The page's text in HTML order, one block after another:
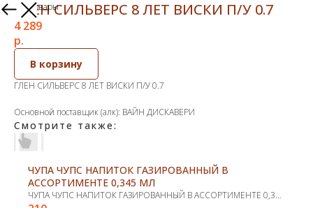
Другие товары
ГЛЕН СИЛЬВЕРС 8 ЛЕТ ВИСКИ П/У 0.7
4 289
р.
В корзину
ГЛЕН СИЛЬВЕРС 8 ЛЕТ ВИСКИ П/У 0.7
Основной поставщик (алк): ВАЙН ДИСКАВЕРИ
Смотрите также:
ЧУПА ЧУПС НАПИТОК ГАЗИРОВАННЫЙ В
АССОРТИМЕНТЕ 0,345 МЛ
ЧУПА ЧУПС НАПИТОК ГАЗИРОВАННЫЙ В АССОРТИМЕНТЕ 0,345